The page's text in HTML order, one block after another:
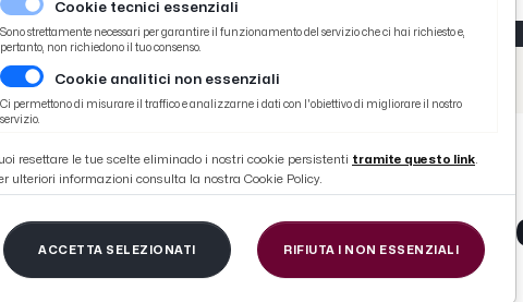
Paolo Valeri
Ascoli,
Valeri
Cookie tecnici essenziali
Sono strettamente necessari per garantire il funzionamento del servizio che ci hai richiesto e,
pertanto, non richiedono il tuo consenso.
Cookie analitici non essenziali
Ci permettono di misurare il traffico e analizzarne i dati con l'obiettivo di migliorare il nostro
servizio.
resettare le tue scelte eliminado i nostri cookie persistenti tramite questo link.
ulteriori informazioni consulta la nostra Cookie Policy.
ACCETTA SELEZIONATI RIFIUTA I NON ESSENZIALI